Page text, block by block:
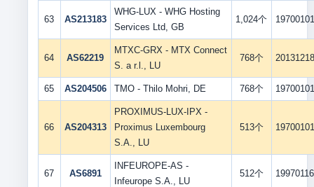
63 AS213183
WHG-LUX - WHG Hosting
Services Ltd, GB
1,024个 19700101
64 AS62219
MTXC-GRX - MTX Connect
S. a r.l., LU
768个 20131218
65 AS204506 TMO - Thilo Mohri, DE 768个 19700101
66 AS204313
PROXIMUS-LUX-IPX -
Proximus Luxembourg
S.A., LU
513个 19700101
67 AS6891
INFEUROPE-AS -
Infeurope S.A., LU
512个 19970116